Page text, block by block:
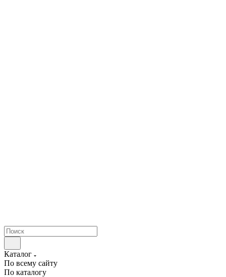
Каталог
По всему сайту
По каталогу